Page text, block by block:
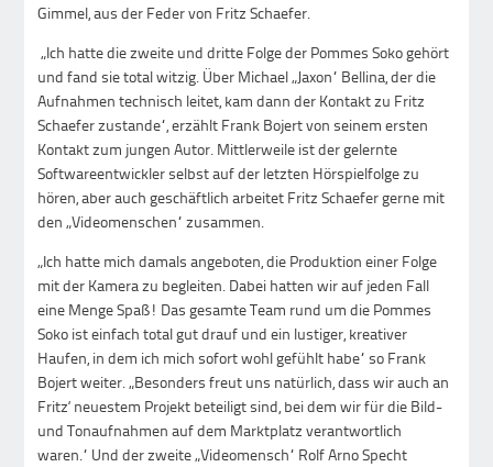
Gimmel, aus der Feder von Fritz Schaefer.
„Ich hatte die zweite und dritte Folge der Pommes Soko gehört
und fand sie total witzig. Über Michael „Jaxon“ Bellina, der die
Aufnahmen technisch leitet, kam dann der Kontakt zu Fritz
Schaefer zustande“, erzählt Frank Bojert von seinem ersten
Kontakt zum jungen Autor. Mittlerweile ist der gelernte
Softwareentwickler selbst auf der letzten Hörspielfolge zu
hören, aber auch geschäftlich arbeitet Fritz Schaefer gerne mit
den „Videomenschen“ zusammen.
„Ich hatte mich damals angeboten, die Produktion einer Folge
mit der Kamera zu begleiten. Dabei hatten wir auf jeden Fall
eine Menge Spaß! Das gesamte Team rund um die Pommes
Soko ist einfach total gut drauf und ein lustiger, kreativer
Haufen, in dem ich mich sofort wohl gefühlt habe“ so Frank
Bojert weiter. „Besonders freut uns natürlich, dass wir auch an
Fritz‘ neuestem Projekt beteiligt sind, bei dem wir für die Bild-
und Tonaufnahmen auf dem Marktplatz verantwortlich
waren.“ Und der zweite „Videomensch“ Rolf Arno Specht